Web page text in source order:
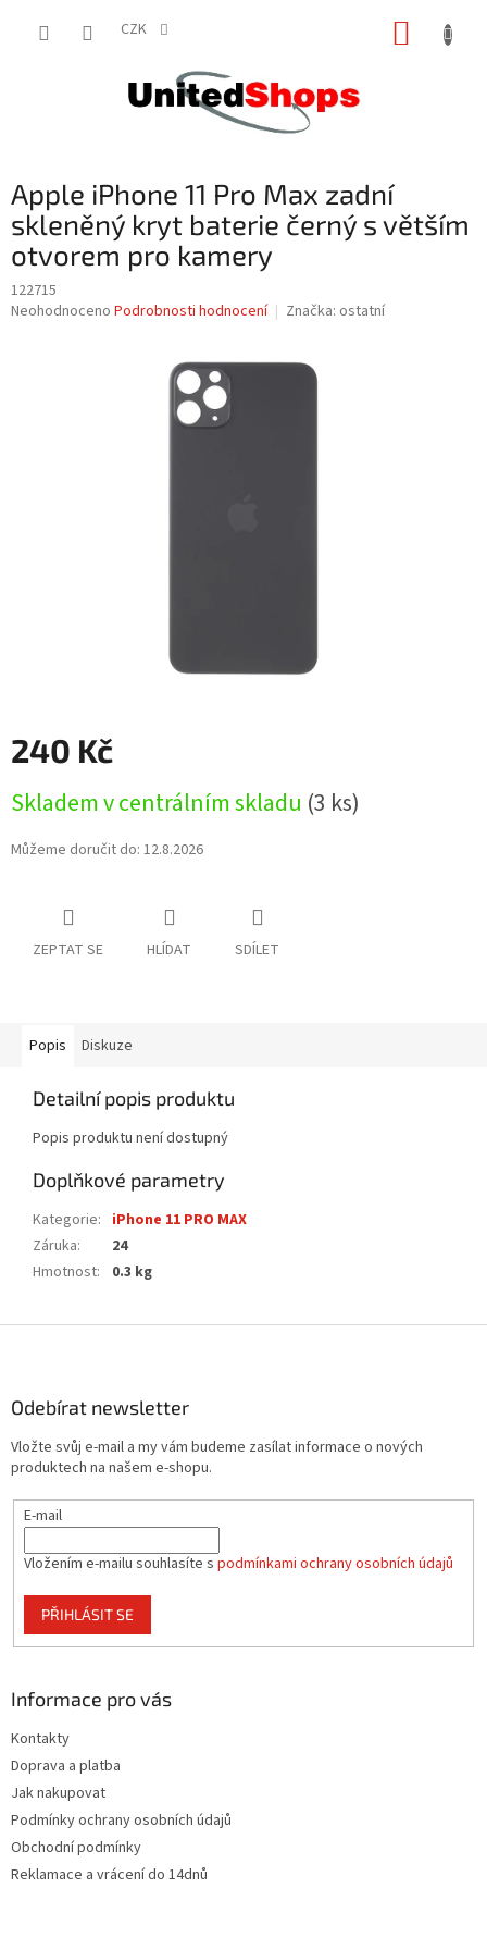
CZK
Apple iPhone 11 Pro Max zadní
skleněný kryt baterie černý s větším
otvorem pro kamery
122715
Průměrné
Neohodnoceno Podrobnosti hodnocení Značka: ostatní
240 Kč
cena:
Skladem v centrálním skladu (3 ks)
Můžeme doručit do: 12.8.2026
ZEPTAT SE HLÍDAT SDÍLET
Popis Diskuze
Detailní popis produktu
Popis produktu není dostupný
Doplňkové parametry
Kategorie: iPhone 11 PRO MAX
Záruka:
24
Hmotnost: 0.3 kg
Odebírat newsletter
Vložte svůj e-mail a my vám budeme zasílat informace o nových
produktech na našem e-shopu.
E-mail
Vložením e-mailu souhlasíte s podmínkami ochrany osobních údajů
PŘIHLÁSIT SE
Informace pro vás
Kontakty
Doprava a platba
Jak nakupovat
Podmínky ochrany osobních údajů
Obchodní podmínky
Reklamace a vrácení do 14dnů